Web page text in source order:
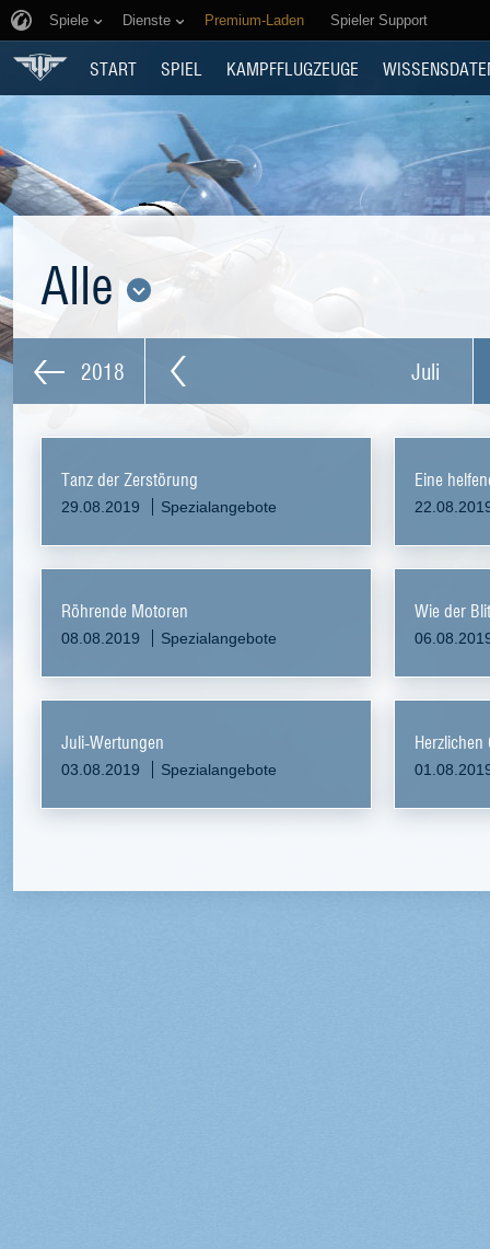
Spiele Dienste Premium-Laden Spieler Support
START SPIEL KAMPFFLUGZEUGE
Alle
2018 Juli
Tanz der Zerstörung
29.08.2019 Spezialangebote
Eine
Röhrende Motoren
08.08.2019 Spezialangebote
Wie der
Juli-Wertungen
03.08.2019 Spezialangebote